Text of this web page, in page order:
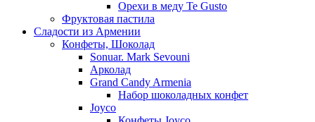
Орехи в меду Te Gusto
Фруктовая пастила
Сладости из Армении
Конфеты, Шоколад
Sonuar. Mark Sevouni
Арколад
Grand Candy Armenia
Набор шоколадных конфет
Joyco